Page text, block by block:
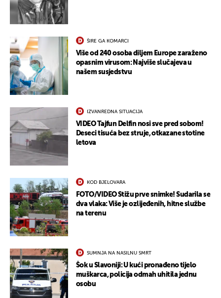
ŠIRE GA KOMARCI
Više od 240 osoba diljem Europe zaraženo
opasnim virusom: Najviše slučajeva u
našem susjedstvu
IZVANREDNA SITUACIJA
VIDEO Tajfun Delfin nosi sve pred sobom!
Deseci tisuća bez struje, otkazane stotine
letova
KOD BJELOVARA
FOTO/VIDEO Stižu prve snimke! Sudarila se
dva vlaka: Više je ozlijeđenih, hitne službe
na terenu
SUMNJA NA NASILNU SMRT
Šok u Slavoniji: U kući pronađeno tijelo
muškarca, policija odmah uhitila jednu
osobu